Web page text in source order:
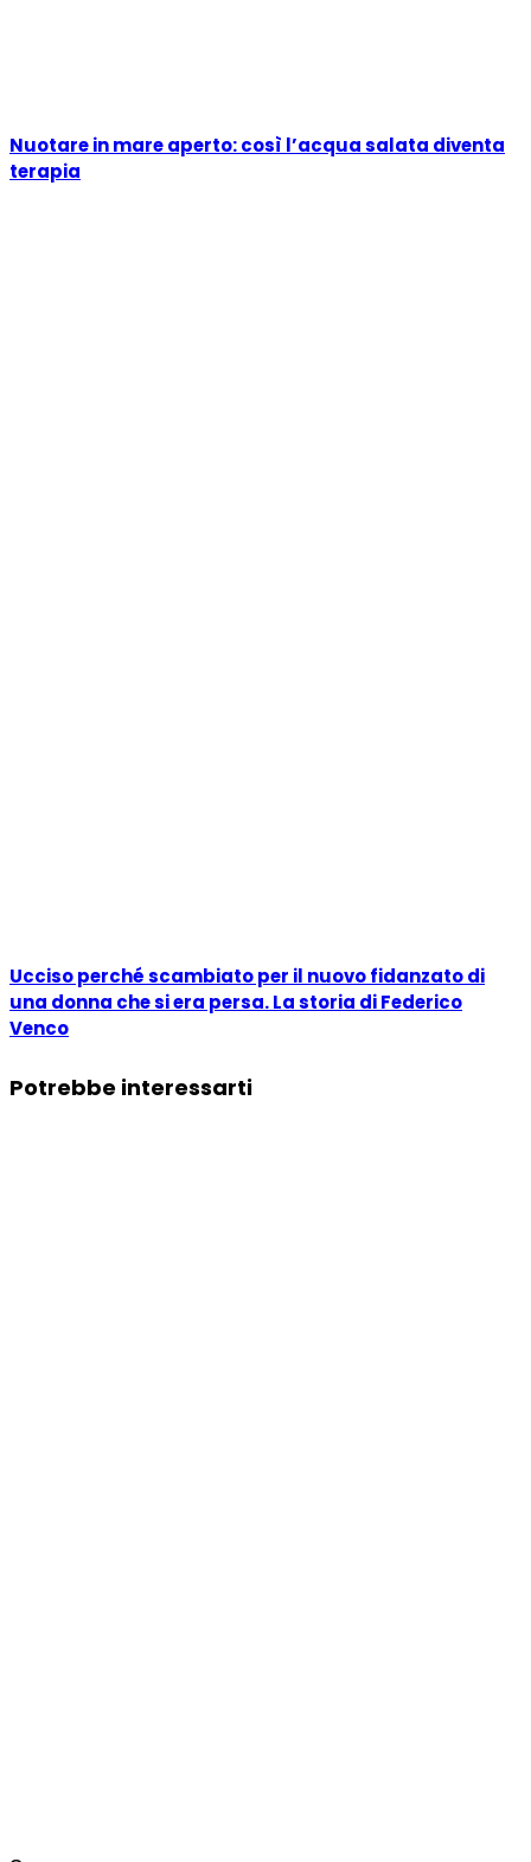
Nuotare in mare aperto: così l’acqua salata diventa
terapia
Ucciso perché scambiato per il nuovo fidanzato di
una donna che si era persa. La storia di Federico
Venco
Potrebbe interessarti